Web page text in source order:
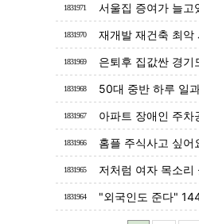
1831971 서울집 증여가 늘고
1831970 재개발 재건축 최악
1831969 은퇴후 집값싼 경기
1831968 50대 중반 하루 일
1831967 아파트 장애인 주차
1831966 홈플 주식사고 싶어
1831965 저처럼 여자 목소리
1831964 "외국인도 준다"